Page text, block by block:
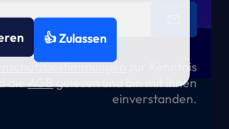
zur Kenntnis
dieAGBgelesen und bin mit ihnen
einverstanden.
👍 Zulassen